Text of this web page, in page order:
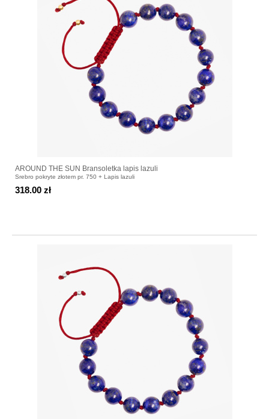
AROUND THE SUN Bransoletka lapis lazuli
Srebro pokryte złotem pr. 750 + Lapis lazuli
318.00 zł